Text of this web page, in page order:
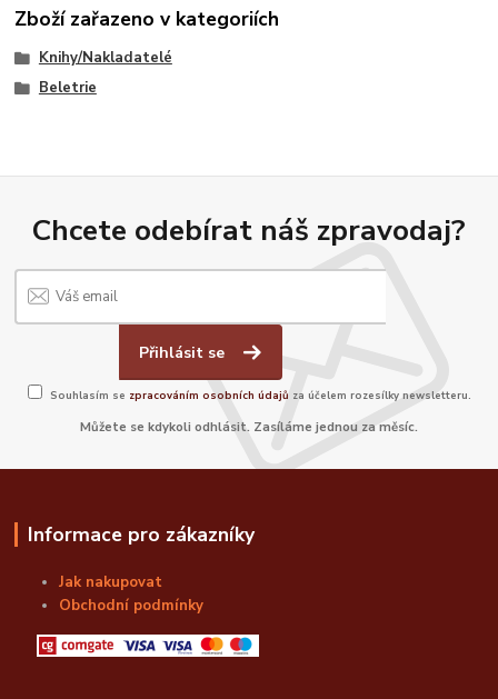
Zboží zařazeno v kategoriích
Knihy/Nakladatelé
Beletrie
Chcete odebírat náš zpravodaj?
Přihlásit se
Souhlasím se zpracováním osobních údajů za účelem rozesílky newsletteru.
Můžete se kdykoli odhlásit. Zasíláme jednou za měsíc.
Informace pro zákazníky
Jak nakupovat
Obchodní podmínky